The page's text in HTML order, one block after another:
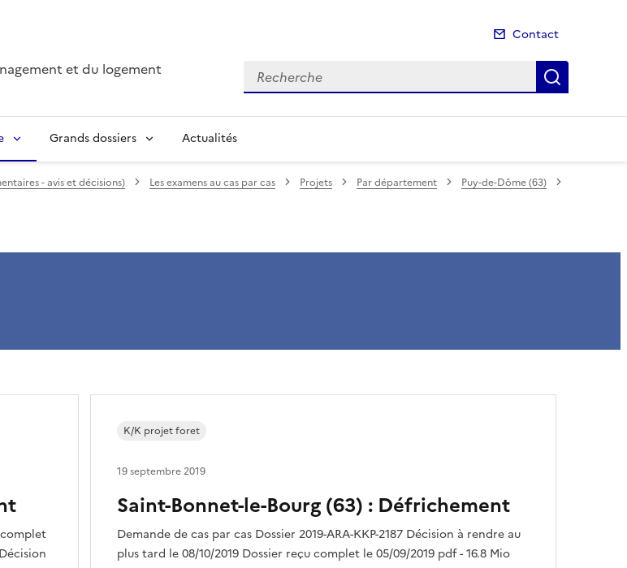
et du logement
Contact
Recherche
Grands dossiers Actualités
- avis et décisions) Les examens au cas par cas Projets Par département
Puy-de-Dôme (63)
complet
Saint-Bonnet-le-Bourg (63) : Défrichement
Demande de cas par cas Dossier 2019-ARA-KKP-2187 Décision à rendre au
plus tard le 08/10/2019 Dossier reçu complet le 05/09/2019 pdf - 16.8 Mio
K/K projet foret
19 septembre 2019